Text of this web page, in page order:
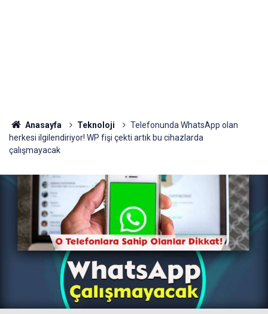
Anasayfa Teknoloji
Telefonunda WhatsApp olan
herkesi ilgilendiriyor! WP fişi çekti artık bu cihazlarda
çalışmayacak